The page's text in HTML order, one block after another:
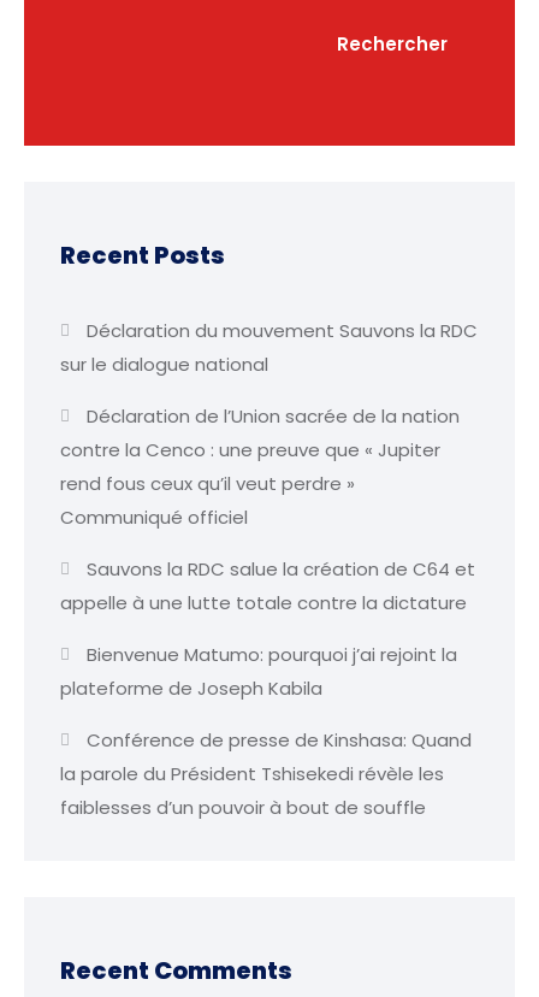
Rechercher
Recent Posts
Déclaration du mouvement Sauvons la RDC
sur le dialogue national
Déclaration de l’Union sacrée de la nation
contre la Cenco : une preuve que « Jupiter
rend fous ceux qu’il veut perdre »
Communiqué officiel
Sauvons la RDC salue la création de C64 et
appelle à une lutte totale contre la dictature
Bienvenue Matumo: pourquoi j’ai rejoint la
plateforme de Joseph Kabila
Conférence de presse de Kinshasa: Quand
la parole du Président Tshisekedi révèle les
faiblesses d’un pouvoir à bout de souffle
Recent Comments